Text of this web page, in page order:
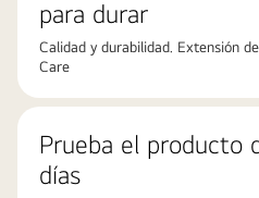
para durar
Calidad y durabilidad. Extensión
Care
Prueba el producto
días